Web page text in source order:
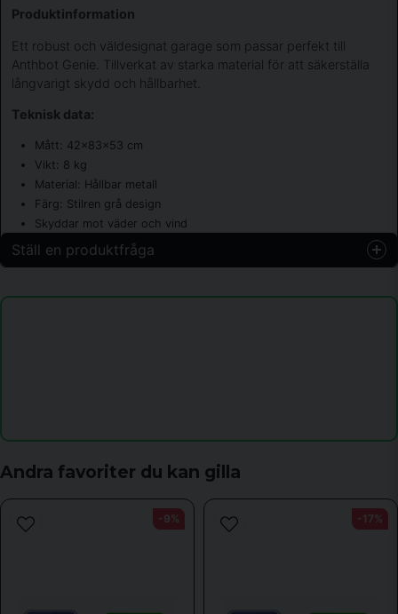
Produktinformation
Ett robust och väldesignat garage som passar perfekt till
Anthbot Genie. Tillverkat av starka material för att säkerställa
långvarigt skydd och hållbarhet.
Teknisk data:
Mått: 42x83x53 cm
Vikt: 8 kg
Material: Hållbar metall
Färg: Stilren grå design
Skyddar mot väder och vind
Ställ en produktfråga
Fråga oss något om denna produkten...
Mejladress
Andra favoriter du kan gilla
-9% -17%